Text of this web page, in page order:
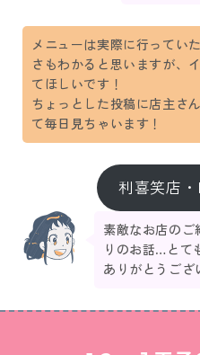
メニューは実際に行ってい
さもわかると思いますが、
てほしいです！
ちょっとした投稿に店主さ
て毎日見ちゃいます！
利喜笑店
素敵なお店のご
りのお話…とて
ありがとうござ